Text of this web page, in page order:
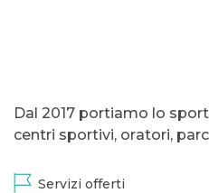
Dal 2017 portiamo lo
centri sportivi, oratori,
Servizi offerti